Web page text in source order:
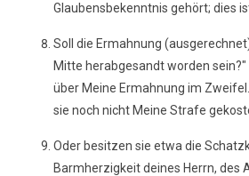
Glaubensbekenntnis gehört; dies
Soll die Ermahnung
Mitte herabgesandt worden sein?"
über Meine Ermahnung im
sie noch nicht Meine Strafe
Oder besitzen sie etwa die
Barmherzigkeit deines Herrn, des